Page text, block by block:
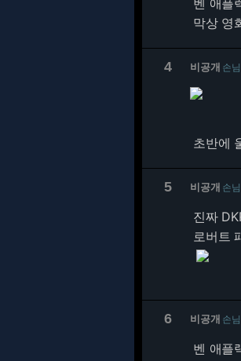
벤 애플
막상 영
4 비공개 손님
초반에
5 비공개 손님
진짜
로버트
6 비공개 손님
벤 애플